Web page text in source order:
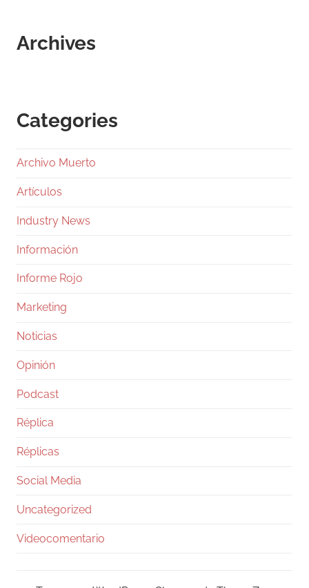
Archives
Categories
Archivo Muerto
Artículos
Industry News
Información
Informe Rojo
Marketing
Noticias
Opinión
Podcast
Réplica
Réplicas
Social Media
Uncategorized
Videocomentario